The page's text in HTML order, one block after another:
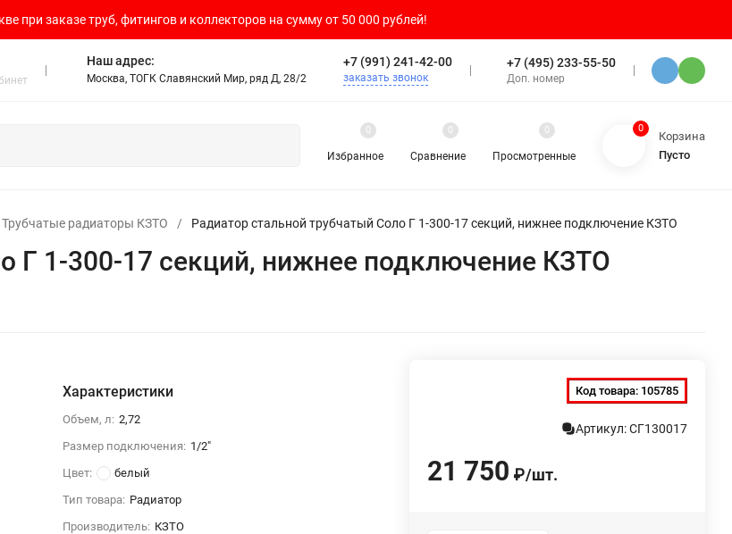
при заказе труб, фитингов и коллекторов на сумму от 50 000 рублей!
Наш адрес:
Москва, ТОГК Славянский Мир, ряд Д, 28/2
+7 (991) 241-42-00
заказать звонок
+7 (495) 233-55-50
Доп. номер
Избранное
0
Сравнение
0
Просмотренные
0 0
Корзина
Пусто
Трубчатые радиаторы КЗТО / Радиатор стальной трубчатый Соло Г 1-300-17 секций, нижнее подключение КЗТО
Г 1-300-17 секций, нижнее подключение КЗТО
Характеристики
Объем, л: 2,72
Размер подключения: 1/2"
Цвет:
белый
Тип товара: Радиатор
Производитель: КЗТО
Код товара: 105785
Артикул: СГ130017
21 750 ₽/шт.